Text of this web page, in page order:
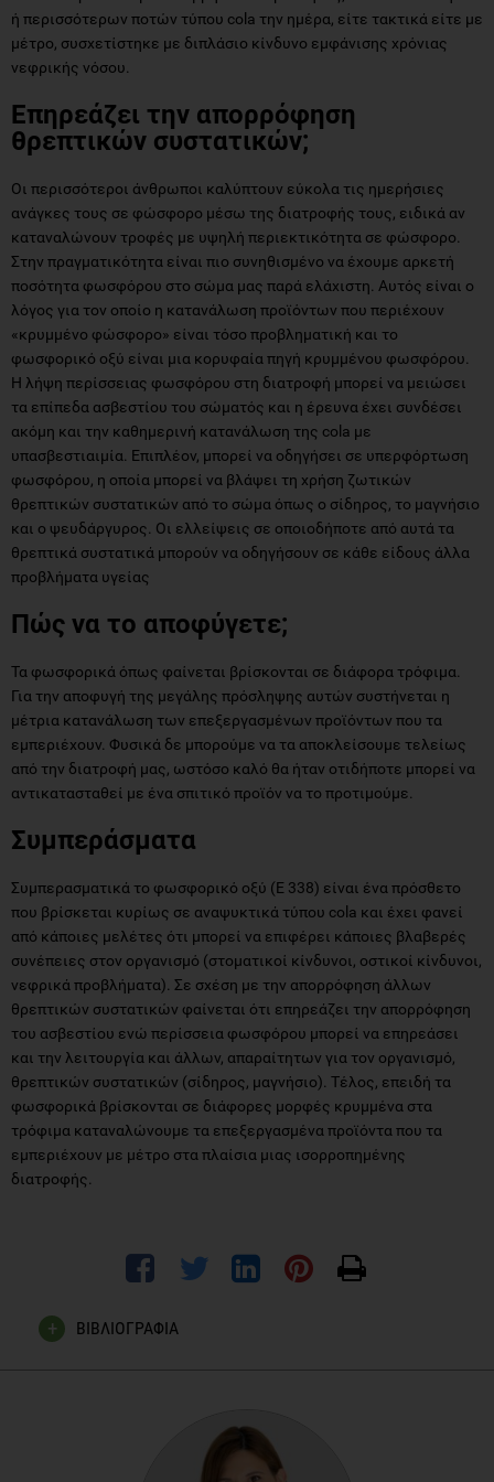
ή περισσότερων ποτών τύπου cola την ημέρα, είτε τακτικά είτε με
μέτρο, συσχετίστηκε με διπλάσιο κίνδυνο εμφάνισης χρόνιας
νεφρικής νόσου.
Επηρεάζει την απορρόφηση
θρεπτικών συστατικών;
Οι περισσότεροι άνθρωποι καλύπτουν εύκολα τις ημερήσιες
ανάγκες τους σε φώσφορο μέσω της διατροφής τους, ειδικά αν
καταναλώνουν τροφές με υψηλή περιεκτικότητα σε φώσφορο.
Στην πραγματικότητα είναι πιο συνηθισμένο να έχουμε αρκετή
ποσότητα φωσφόρου στο σώμα μας παρά ελάχιστη. Αυτός είναι ο
λόγος για τον οποίο η κατανάλωση προϊόντων που περιέχουν
«κρυμμένο φώσφορο» είναι τόσο προβληματική και το
φωσφορικό οξύ είναι μια κορυφαία πηγή κρυμμένου φωσφόρου.
Η λήψη περίσσειας φωσφόρου στη διατροφή μπορεί να μειώσει
τα επίπεδα ασβεστίου του σώματός και η έρευνα έχει συνδέσει
ακόμη και την καθημερινή κατανάλωση της cola με
υπασβεστιαιμία. Επιπλέον, μπορεί να οδηγήσει σε υπερφόρτωση
φωσφόρου, η οποία μπορεί να βλάψει τη χρήση ζωτικών
θρεπτικών συστατικών από το σώμα όπως ο σίδηρος, το μαγνήσιο
και ο ψευδάργυρος. Οι ελλείψεις σε οποιοδήποτε από αυτά τα
θρεπτικά συστατικά μπορούν να οδηγήσουν σε κάθε είδους άλλα
προβλήματα υγείας
Πώς να το αποφύγετε;
Τα φωσφορικά όπως φαίνεται βρίσκονται σε διάφορα τρόφιμα.
Για την αποφυγή της μεγάλης πρόσληψης αυτών συστήνεται η
μέτρια κατανάλωση των επεξεργασμένων προϊόντων που τα
εμπεριέχουν. Φυσικά δε μπορούμε να τα αποκλείσουμε τελείως
από την διατροφή μας, ωστόσο καλό θα ήταν οτιδήποτε μπορεί να
αντικατασταθεί με ένα σπιτικό προϊόν να το προτιμούμε.
Συμπεράσματα
Συμπερασματικά το φωσφορικό οξύ (Ε 338) είναι ένα πρόσθετο
που βρίσκεται κυρίως σε αναψυκτικά τύπου cola και έχει φανεί
από κάποιες μελέτες ότι μπορεί να επιφέρει κάποιες βλαβερές
συνέπειες στον οργανισμό (στοματικοί κίνδυνοι, οστικοί κίνδυνοι,
νεφρικά προβλήματα). Σε σχέση με την απορρόφηση άλλων
θρεπτικών συστατικών φαίνεται ότι επηρεάζει την απορρόφηση
του ασβεστίου ενώ περίσσεια φωσφόρου μπορεί να επηρεάσει
και την λειτουργία και άλλων, απαραίτητων για τον οργανισμό,
θρεπτικών συστατικών (σίδηρος, μαγνήσιο). Τέλος, επειδή τα
φωσφορικά βρίσκονται σε διάφορες μορφές κρυμμένα στα
τρόφιμα καταναλώνουμε τα επεξεργασμένα προϊόντα που τα
εμπεριέχουν με μέτρο στα πλαίσια μιας ισορροπημένης
διατροφής.
ΒΙΒΛΙΟΓΡΑΦΙΑ
Heaney R, P, Rafferty K, Carbonated beverages and urinary
calcium excretion, The American Journal of Clinical Nutrition,